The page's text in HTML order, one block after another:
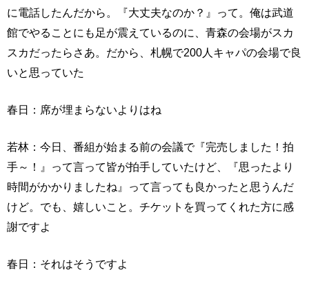
に電話したんだから。『大丈夫なのか？』って。俺は武道
館でやることにも足が震えているのに、青森の会場がスカ
スカだったらさあ。だから、札幌で200人キャパの会場で良
いと思っていた
春日：席が埋まらないよりはね
若林：今日、番組が始まる前の会議で『完売しました！拍
手～！』って言って皆が拍手していたけど、『思ったより
時間がかかりましたね』って言っても良かったと思うんだ
けど。でも、嬉しいこと。チケットを買ってくれた方に感
謝ですよ
春日：それはそうですよ